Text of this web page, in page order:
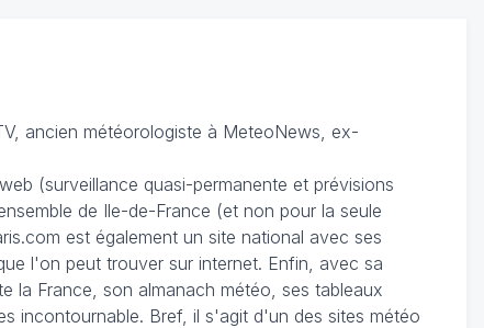
ancien météorologiste à MeteoNews, ex-
(surveillance quasi-permanente et prévisions
de Ile-de-France (et non pour la seule
est également un site national avec ses
l'on peut trouver sur internet. Enfin, avec sa
la France, son almanach météo, ses tableaux
incontournable. Bref, il s'agit d'un des sites météo